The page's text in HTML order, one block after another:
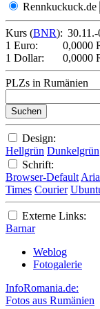
Rennkuckuck.de
Kurs (BNR): 30.11.-
1 Euro:
0,0000
1 Dollar:
0,0000
PLZs in Rumänien
Design:
Hellgrün Dunkelgrün
Schrift:
Browser-Default
Times Courier
Externe Links:
Barnar
Weblog
Fotogalerie
InfoRomania.de:
Fotos aus Rumänien